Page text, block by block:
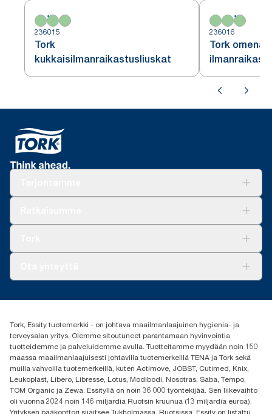
236015
Tork
kukkaisilmanraikastusliuskat
236016
Tork
(+358) 9 5068 8222
Oy Essity Finland Ab
Revontulenkuja 1
02100 Espoo
Tork, Essity tuotemerkki - on johtava maailmanlaajuinen hygienia- ja
terveysalan yritys. Olemme sitoutuneet parantamaan hyvinvointia
tuotteidemme ja palveluidemme avulla. Tuotteitamme myydään noin 150
maassa maailmanlaajuisesti johtavilla tuotemerkeillä TENA ja Tork sekä
muilla vahvoilla tuotemerkeillä, kuten Actimove, JOBST, Cutimed, Knix,
Leukoplast, Libero, Libresse, Lotus, Modibodi, Nosotras, Saba, Tempo,
TOM Organic ja Zewa. Essityllä on noin 36 000 työntekijää. Sen liikevaihto
oli vuonna 2024 noin 146 miljardia Ruotsin kruunua (13 miljardia euroa).
Yrityksen pääkonttori sijaitsee Tukholmassa, Ruotsissa. Essity on listattu